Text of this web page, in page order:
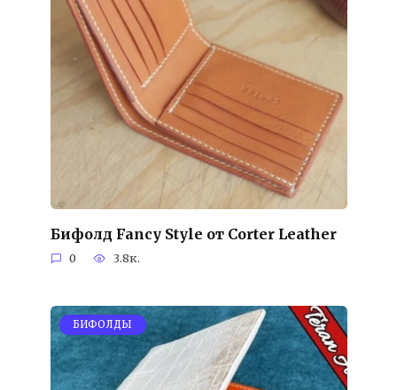
Бифолд Fancy Style от Corter Leather
0 3.8к.
БИФОЛДЫ